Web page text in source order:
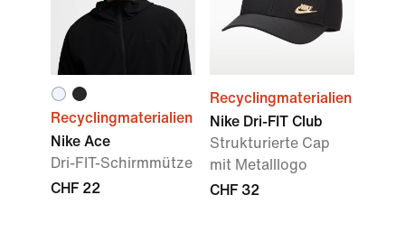
Recyclingmaterialien
Nike Ace
Dri-FIT-Schirmmütze
CHF 22
Recyclingmaterialien
Nike Dri-FIT Club
Strukturierte Cap
mit Metalllogo
CHF 32